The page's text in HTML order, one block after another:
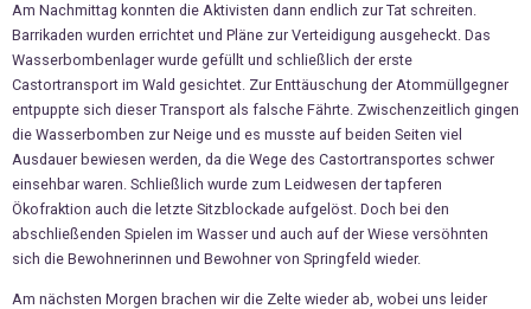
Am Nachmittag konnten die Aktivisten dann endlich zur Tat schreiten.
Barrikaden wurden errichtet und Pläne zur Verteidigung ausgeheckt. Das
Wasserbombenlager wurde gefüllt und schließlich der erste
Castortransport im Wald gesichtet. Zur Enttäuschung der Atommüllgegner
entpuppte sich dieser Transport als falsche Fährte. Zwischenzeitlich gingen
die Wasserbomben zur Neige und es musste auf beiden Seiten viel
Ausdauer bewiesen werden, da die Wege des Castortransportes schwer
einsehbar waren. Schließlich wurde zum Leidwesen der tapferen
Ökofraktion auch die letzte Sitzblockade aufgelöst. Doch bei den
abschließenden Spielen im Wasser und auch auf der Wiese versöhnten
sich die Bewohnerinnen und Bewohner von Springfeld wieder.
Am nächsten Morgen brachen wir die Zelte wieder ab, wobei uns leider